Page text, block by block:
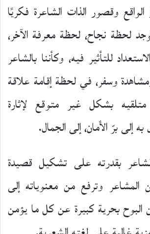
وقصور الذات الشاعرة فكريًا
لحظة نجاح، لحظة معرفة الآخر،
للتأثير فيه، وكأننا بالشاعر
وسفر، في لحظة إقامة علاقة
بشكل غير متوقع لإثارة
إلى برّ الأمان، إلى الجمال.
بقدرته على تشكيل قصيدة
المشاعر وترفع من معنوياته إلى
البوح بحرية كبيرة عن كل ما يؤمن